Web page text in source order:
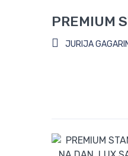
PREMIUM
JURIJA